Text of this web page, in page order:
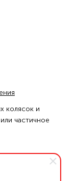
колясок и
частичное